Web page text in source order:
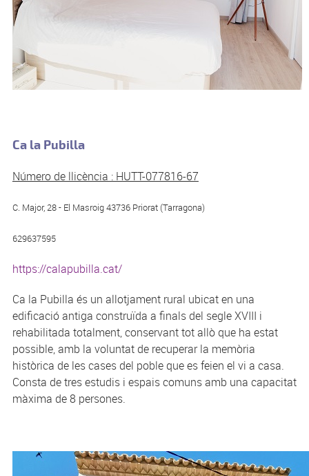
Ca la Pubilla
Número de llicència : HUTT-077816-67
C. Major, 28 - El Masroig 43736 Priorat (Tarragona)
629637595
https://calapubilla.cat/
Ca la Pubilla és un allotjament rural ubicat en una
edificació antiga construïda a finals del segle XVIII i
rehabilitada totalment, conservant tot allò que ha estat
possible, amb la voluntat de recuperar la memòria
històrica de les cases del poble que es feien el vi a casa.
Consta de tres estudis i espais comuns amb una capacitat
màxima de 8 persones.